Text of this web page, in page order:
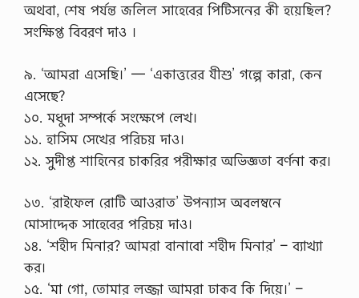
H
o
অথবা, শেষ পর্যন্ত জলিল সাহেবের পিটিসনের কী হয়েছিল?
সংক্ষিপ্ত বিবরণ দাও ।
৯. ‘আমরা এসেছি।’ — ‘একাত্তরের যীশু’ গল্পে কারা, কেন
এসেছে?
১০. মধুদা সম্পর্কে সংক্ষেপে লেখ।
১১. হাসিম সেখের পরিচয় দাও।
১২. সুদীপ্ত শাহিনের চাকরির পরীক্ষার অভিজ্ঞতা বর্ণনা কর।
১৩. ‘রাইফেল রোটি আওরাত’ উপন্যাস অবলম্বনে
মোসাদ্দেক সাহেবের পরিচয় দাও।
১৪. ‘শহীদ মিনার? আমরা বানাবো শহীদ মিনার’ – ব্যাখ্যা
কর।
১৫. ‘মা গো, তোমার লজ্জা আমরা ঢাকব কি দিয়ে।’ –